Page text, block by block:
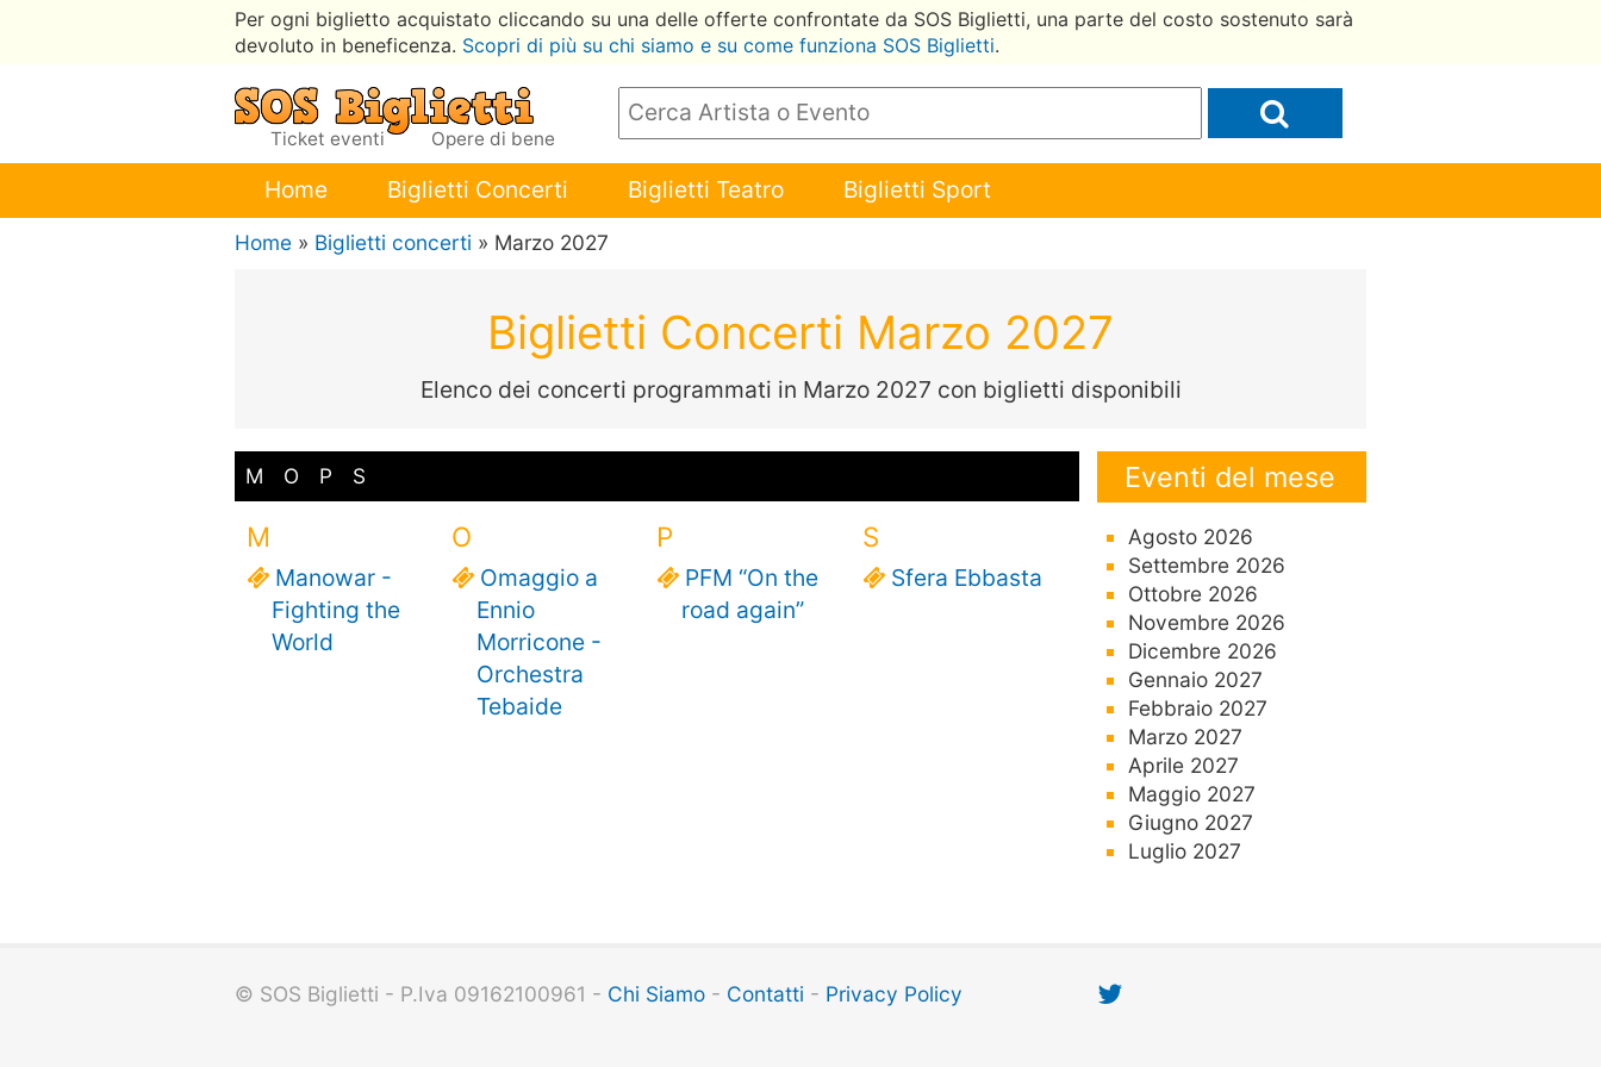
Per ogni biglietto acquistato cliccando su una delle offerte confrontate da SOS Biglietti, una parte del costo sostenuto sarà
devoluto in beneficenza. Scopri di più su chi siamo e su come funziona SOS Biglietti.
Ticket eventi Opere di bene
Home Biglietti Concerti Biglietti Teatro Biglietti Sport
Home » Biglietti concerti » Marzo 2027
Biglietti Concerti Marzo 2027
Elenco dei concerti programmati in Marzo 2027 con biglietti disponibili
M O P S
M
Manowar -
Fighting the
World
O
Omaggio a
Ennio
Morricone -
Orchestra
Tebaide
P
PFM “On the
road again”
S
Sfera Ebbasta
Eventi del mese
Agosto 2026
Settembre 2026
Ottobre 2026
Novembre 2026
Dicembre 2026
Gennaio 2027
Febbraio 2027
Marzo 2027
Aprile 2027
Maggio 2027
Giugno 2027
Luglio 2027
© SOS Biglietti - P.Iva 09162100961 - Chi Siamo - Contatti - Privacy Policy